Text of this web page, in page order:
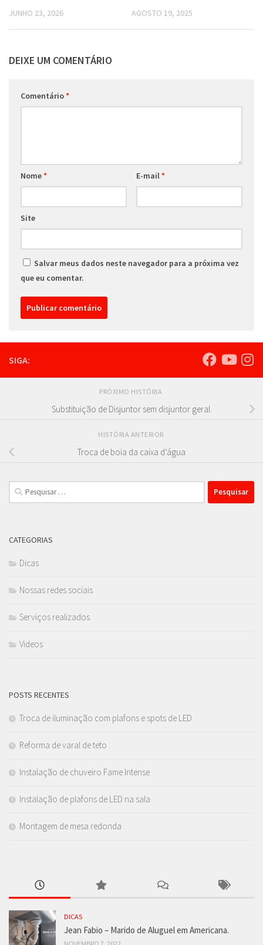
JUNHO 23, 2026 AGOSTO 19, 2025
DEIXE UM COMENTÁRIO
Comentário*
Nome* E-mail *
Site
Salvar meus dados neste navegador para a próxima vez
que eu comentar.
SIGA:
PRÓXIMO HISTÓRIA
Substituição de Disjuntor sem disjuntor geral.
HISTÓRIA ANTERIOR
Troca de boia da caixa d’água
Pesquisar
por:
CATEGORIAS
Dicas
Nossas redes sociais
Serviços realizados
Videos
POSTS RECENTES
Troca de iluminação com plafons e spots de LED
Reforma de varal de teto
Instalação de chuveiro Fame Intense
Instalação de plafons de LED na sala
Montagem de mesa redonda
DICAS
Jean Fabio – Marido de Aluguel em Americana.
NOVEMBRO 7, 2022